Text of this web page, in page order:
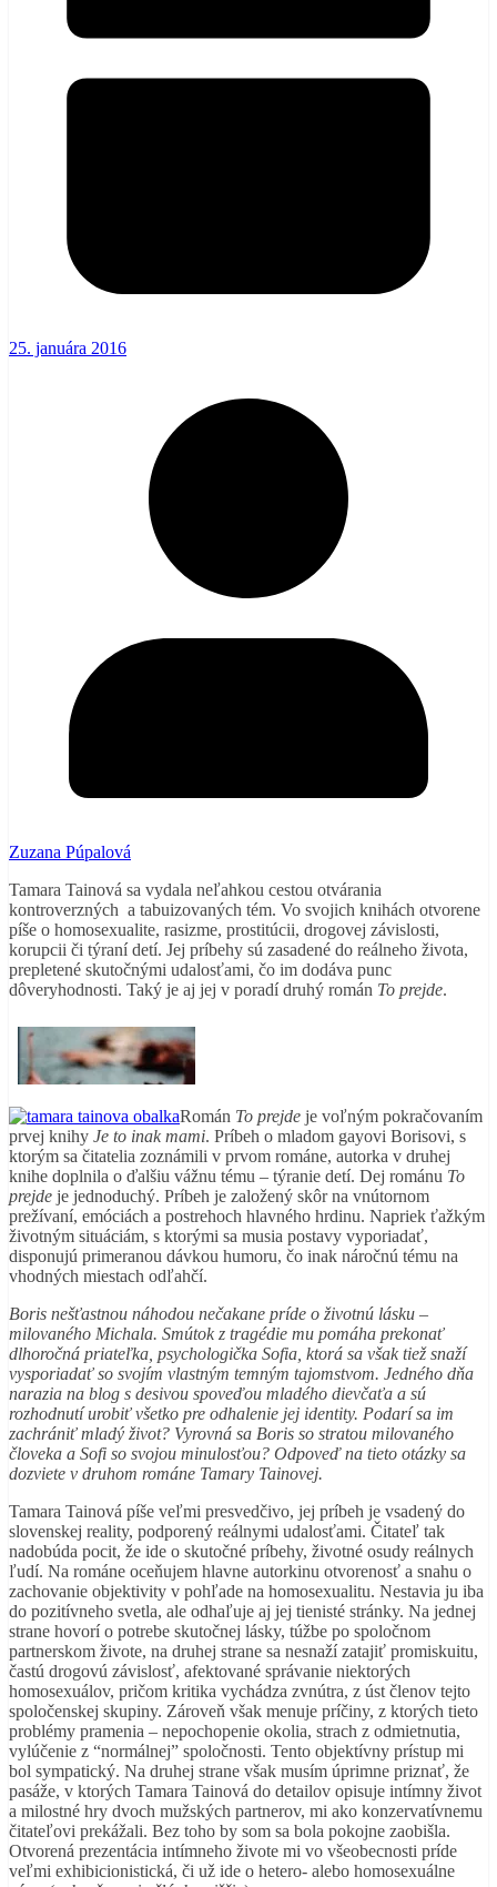
25. januára 2016
Zuzana Púpalová
Tamara Tainová sa vydala neľahkou cestou otvárania
kontroverzných a tabuizovaných tém. Vo svojich knihách otvorene
píše o homosexualite, rasizme, prostitúcii, drogovej závislosti,
korupcii či týraní detí. Jej príbehy sú zasadené do reálneho života,
prepletené skutočnými udalosťami, čo im dodáva punc
dôveryhodnosti. Taký je aj jej v poradí druhý román To prejde.
Román To prejde je voľným pokračovaním
prvej knihy Je to inak mami. Príbeh o mladom gayovi Borisovi, s
ktorým sa čitatelia zoznámili v prvom románe, autorka v druhej
knihe doplnila o ďalšiu vážnu tému – týranie detí. Dej románu To
prejde je jednoduchý. Príbeh je založený skôr na vnútornom
prežívaní, emóciách a postrehoch hlavného hrdinu. Napriek ťažkým
životným situáciám, s ktorými sa musia postavy vyporiadať,
disponujú primeranou dávkou humoru, čo inak náročnú tému na
vhodných miestach odľahčí.
Boris nešťastnou náhodou nečakane príde o životnú lásku –
milovaného Michala. Smútok z tragédie mu pomáha prekonať
dlhoročná priateľka, psychologička Sofia, ktorá sa však tiež snaží
vysporiadať so svojím vlastným temným tajomstvom. Jedného dňa
narazia na blog s desivou spoveďou mladého dievčaťa a sú
rozhodnutí urobiť všetko pre odhalenie jej identity. Podarí sa im
zachrániť mladý život? Vyrovná sa Boris so stratou milovaného
človeka a Sofi so svojou minulosťou? Odpoveď na tieto otázky sa
dozviete v druhom románe Tamary Tainovej.
Tamara Tainová píše veľmi presvedčivo, jej príbeh je vsadený do
slovenskej reality, podporený reálnymi udalosťami. Čitateľ tak
nadobúda pocit, že ide o skutočné príbehy, životné osudy reálnych
ľudí. Na románe oceňujem hlavne autorkinu otvorenosť a snahu o
zachovanie objektivity v pohľade na homosexualitu. Nestavia ju iba
do pozitívneho svetla, ale odhaľuje aj jej tienisté stránky. Na jednej
strane hovorí o potrebe skutočnej lásky, túžbe po spoločnom
partnerskom živote, na druhej strane sa nesnaží zatajiť promiskuitu,
častú drogovú závislosť, afektované správanie niektorých
homosexuálov, pričom kritika vychádza zvnútra, z úst členov tejto
spoločenskej skupiny. Zároveň však menuje príčiny, z ktorých tieto
problémy pramenia – nepochopenie okolia, strach z odmietnutia,
vylúčenie z “normálnej” spoločnosti. Tento objektívny prístup mi
bol sympatický. Na druhej strane však musím úprimne priznať, že
pasáže, v ktorých Tamara Tainová do detailov opisuje intímny život
a milostné hry dvoch mužských partnerov, mi ako konzervatívnemu
čitateľovi prekážali. Bez toho by som sa bola pokojne zaobišla.
Otvorená prezentácia intímneho živote mi vo všeobecnosti príde
veľmi exhibicionistická, či už ide o hetero- alebo homosexuálne